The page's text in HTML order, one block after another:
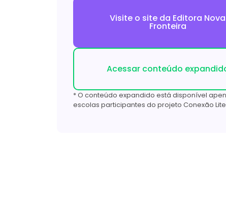
Visite o site da Editora Nova
Fronteira
Acessar conteúdo
* O conteúdo expandido está disponível
escolas participantes do projeto Conexão